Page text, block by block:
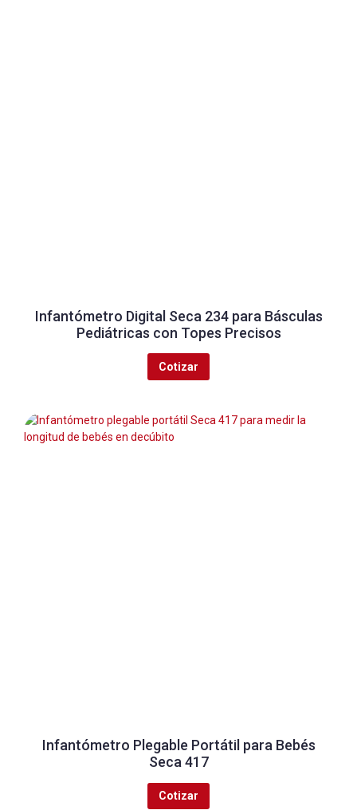
Infantómetro Digital Seca 234 para Básculas
Pediátricas con Topes Precisos
Cotizar
Infantómetro Plegable Portátil para Bebés
Seca 417
Cotizar